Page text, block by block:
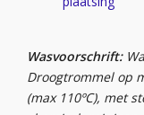
Wasvoorschrift:
Droogtrommel op
(max 110ºC), met